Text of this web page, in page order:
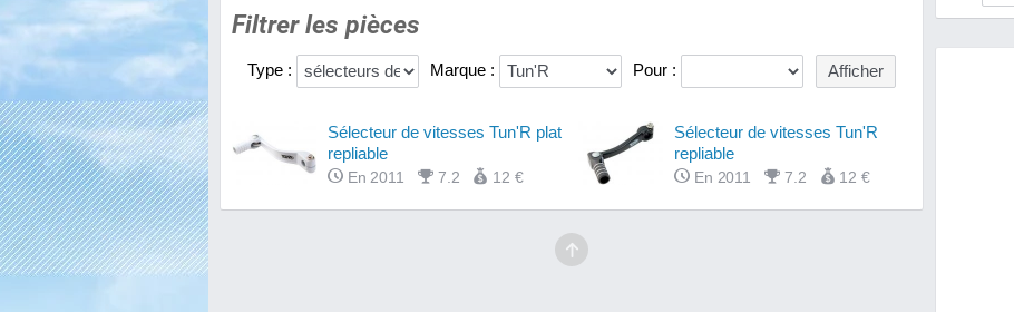
Filtrer les pièces
Type : Marque : Pour :
Sélecteur de vitesses Tun'R plat
repliable
En 2011 7.2 12 €
Sélecteur de vitesses Tun'R
repliable
En 2011 7.2 12 €